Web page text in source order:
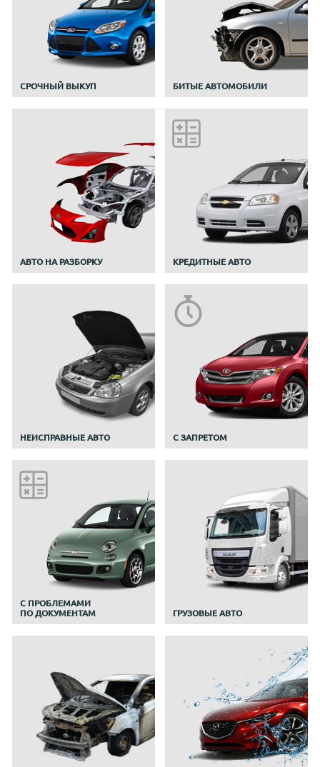
CРОЧНЫЙ ВЫКУП БИТЫЕ АВТОМОБИЛИ
АВТО НА РАЗБОРКУ КРЕДИТНЫЕ АВТО
НЕИСПРАВНЫЕ АВТО С ЗАПРЕТОМ
C ПРОБЛЕМАМИ
ПО ДОКУМЕНТАМ
ГРУЗОВЫЕ АВТО